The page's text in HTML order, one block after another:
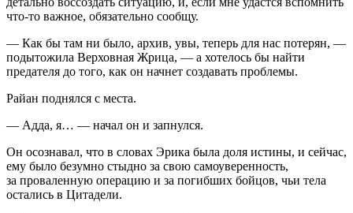
что-то важное, обязательно сообщу.
— Как бы там ни было, архив, увы, теперь для нас потерян, —
подытожила Верховная Жрица, — а хотелось бы найти
предателя до того, как он начнет создавать проблемы.
Райан поднялся с места.
— Адда, я… — начал он и запнулся.
Он осознавал, что в словах Эрика была доля истины, и сейчас,
ему было безумно стыдно за свою самоуверенность,
за проваленную операцию и за погибших бойцов, чьи тела
остались в Цитадели.